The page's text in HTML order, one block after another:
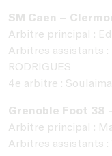
SM Caen –
Arbitre principal :
Arbitres assistants :
RODRIGUES
4e arbitre :
Grenoble Foot 38
Arbitre principal :
Arbitres assistants :